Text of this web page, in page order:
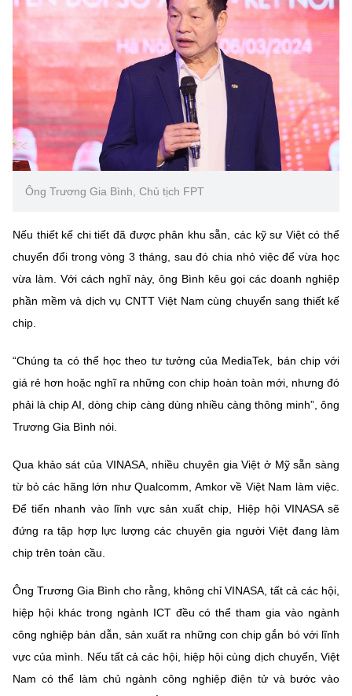
Ông Trương Gia Bình, Chủ tịch FPT
Nếu thiết kế chi tiết đã được phân khu sẵn, các kỹ sư Việt có thể
chuyển đổi trong vòng 3 tháng, sau đó chia nhỏ việc để vừa học
vừa làm. Với cách nghĩ này, ông Bình kêu gọi các doanh nghiệp
phần mềm và dịch vụ CNTT Việt Nam cùng chuyển sang thiết kế
chip.
“Chúng ta có thể học theo tư tưởng của MediaTek, bán chip với
giá rẻ hơn hoặc nghĩ ra những con chip hoàn toàn mới, nhưng đó
phải là chip AI, dòng chip càng dùng nhiều càng thông minh”, ông
Trương Gia Bình nói.
Qua khảo sát của VINASA, nhiều chuyên gia Việt ở Mỹ sẵn sàng
từ bỏ các hãng lớn như Qualcomm, Amkor về Việt Nam làm việc.
Để tiến nhanh vào lĩnh vực sản xuất chip, Hiệp hội VINASA sẽ
đứng ra tập hợp lực lượng các chuyên gia người Việt đang làm
chip trên toàn cầu.
Ông Trương Gia Bình cho rằng, không chỉ VINASA, tất cả các hội,
hiệp hội khác trong ngành ICT đều có thể tham gia vào ngành
công nghiệp bán dẫn, sản xuất ra những con chip gắn bó với lĩnh
vực của mình. Nếu tất cả các hội, hiệp hội cùng dịch chuyển, Việt
Nam có thể làm chủ ngành công nghiệp điện tử và bước vào